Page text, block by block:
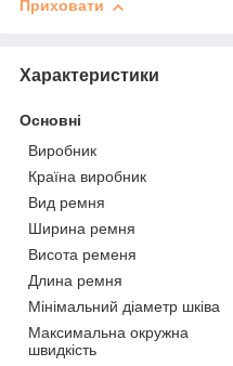
Приховати
Характеристики
Основні
Виробник
Країна виробник
Вид ремня
Ширина ремня
Висота ременя
Длина ремня
Мінімальний діаметр шківа
Максимальна окружна
швидкість